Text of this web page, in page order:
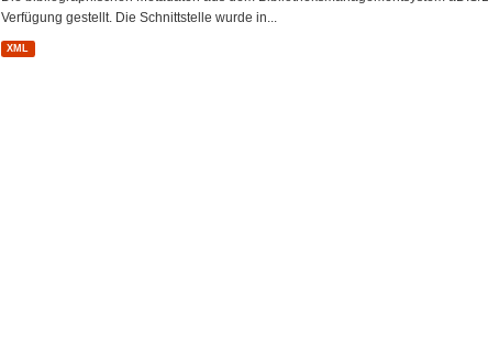
Verfügung gestellt. Die Schnittstelle wurde in...
XML